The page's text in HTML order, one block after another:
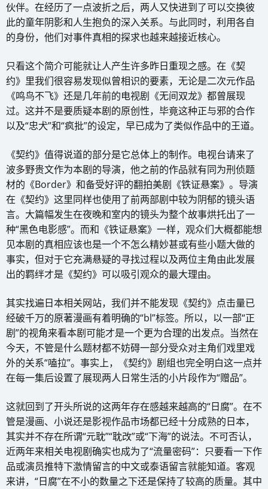
伙伴。在经历了一点波折之后，两人又快进到了可以交换彼
此的童年阴影和人生抱负的深入关系。与此同时，利用各自
的身份，他们对事件真相的探求也越来越接近核心。
只看这个简介可能就让人产生许多昨日重现之感。在《契
约》里我们很容易发现似曾相识的要素，无论是二次元作品
《鸣鸟不飞》还是几年前的电视剧《无间双龙》都曾展现
过。这并不是要质疑本剧的原创性，毕竟这种正与邪的合作
以及“忠犬”和“疯批”的设定，早已成为了类似作品中的王道。
《契约》值得说道的部分是它总体上的制作。电视台请来了
波多野贵文作为本剧的导演，他之前的作品就有同为刑侦题
材的《Border》和备受好评的翻拍美剧《铁证悬案》。导演
在《契约》这里同样也使用了前两部剧中较为阴郁的镜头语
言。大篇幅发生在夜晚和室内的镜头为整个故事烘托出了一
种“黑色电影感”。而和《铁证悬案》一样，观众们大概都能想
见本剧的真相应该也是一个不怎么精妙甚或有些小题大做的
事实，但对于它充满悬疑的寻找过程以及两位主角由此发展
出的羁绊才是《契约》可以吸引观众的最大理由。
其实找遍日本相关网站，我们并不能发现《契约》点击量已
经破千万的原著漫画有着明确的“bl”标签。所以，以一部“正
剧”的视角来看本剧可能才是一个更为合理的出发点。当然在
今天，不管是什么题材都不妨碍一部分受众对主角们戏里戏
外的关系“嗑拉”。事实上，《契约》剧组也完全明白这一点并
在每一集后设置了展现两人日常生活的小片段作为“赠品”。
这就回到了开头所说的这两年存在感越来越高的“日腐”。在不
管是漫画、小说还是影视作品市场都已经十分成熟的日本，
其实并不存在所谓“元耽”“耽改”或“下海”的说法。不可否认，
近两年来相关电视剧确实也成为了“流量密码”：只要看一下作
品或演员推特下激情留言的中文或泰语留言就能知道。客观
来讲，“日腐”在不小的数量之下还是保持了较高的质量。其中